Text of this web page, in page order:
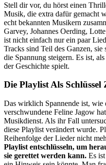
Stell dir vor, du hörst einen
Musik, die extra dafür gemacht
echt bekannten Musikern
Garvey, Johannes Oerding,
ist nicht einfach nur ein paar
Tracks sind Teil des Ganzen,
die Spannung steigern. Es ist,
der Geschichte spielt.
Die Playlist Als Schlüssel
Das wirklich Spannende ist,
verschwundene Feline Jagow
Musikdienst. Als ihr Fall
diese Playlist verändert wurde.
Reihenfolge der Lieder nicht
Playlist entschlüsseln, um
sie gerettet werden kann. Es